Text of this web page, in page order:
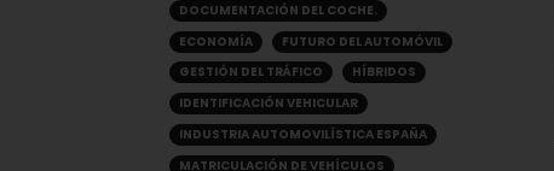
DOCUMENTACIÓN DEL COCHE.
ECONOMÍA
FUTURO DEL AUTOMÓVIL
GESTIÓN DEL TRÁFICO
HÍBRIDOS
IDENTIFICACIÓN VEHICULAR
INDUSTRIA AUTOMOVILÍSTICA ESPAÑA
MATRICULACIÓN DE VEHÍCULOS